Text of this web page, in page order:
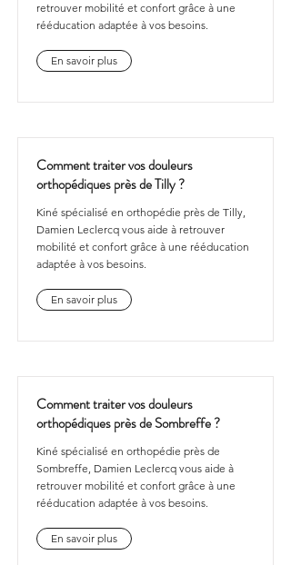
retrouver mobilité et confort grâce à une
rééducation adaptée à vos besoins.
En savoir plus
Comment traiter vos douleurs
orthopédiques près de Tilly ?
Kiné spécialisé en orthopédie près de Tilly,
Damien Leclercq vous aide à retrouver
mobilité et confort grâce à une rééducation
adaptée à vos besoins.
En savoir plus
Comment traiter vos douleurs
orthopédiques près de Sombreffe ?
Kiné spécialisé en orthopédie près de
Sombreffe, Damien Leclercq vous aide à
retrouver mobilité et confort grâce à une
rééducation adaptée à vos besoins.
En savoir plus